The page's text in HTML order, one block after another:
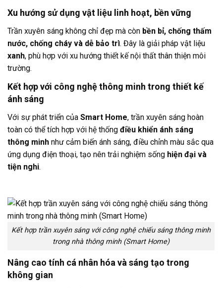
Xu hướng sử dụng vật liệu linh hoạt, bền vững
Trần xuyên sáng không chỉ đẹp mà còn bền bỉ, chống thấm
nước, chống cháy và dễ bảo trì. Đây là giải pháp vật liệu
xanh, phù hợp với xu hướng thiết kế nội thất thân thiện môi
trường.
Kết hợp với công nghệ thông minh trong thiết kế
ánh sáng
Với sự phát triển của Smart Home, trần xuyên sáng hoàn
toàn có thể tích hợp với hệ thống điều khiển ánh sáng
thông minh như cảm biến ánh sáng, điều chỉnh màu sắc qua
ứng dụng điện thoại, tạo nên trải nghiệm sống hiện đại và
tiện nghi.
Kết hợp trần xuyên sáng với công nghệ chiếu sáng thông minh
trong nhà thông minh (Smart Home)
Nâng cao tính cá nhân hóa và sáng tạo trong
không gian